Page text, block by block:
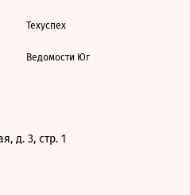
Техуспех
Ведомости Юг
д. 3, стр. 1